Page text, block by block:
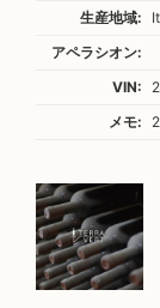
生産地域:
アペラシオン:
VIN:
メモ: